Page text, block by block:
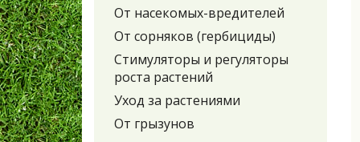
От насекомых-вредителей
От сорняков (гербициды)
Стимуляторы и регуляторы
роста растений
Уход за растениями
От грызунов